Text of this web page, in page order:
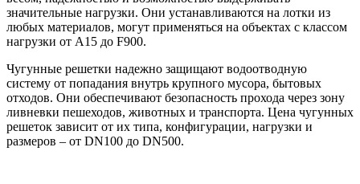
значительные нагрузки. Они устанавливаются на лотки из
любых материалов, могут применяться на объектах с классом
нагрузки от А15 до F900.
Чугунные решетки надежно защищают водоотводную
систему от попадания внутрь крупного мусора, бытовых
отходов. Они обеспечивают безопасность прохода через зону
ливневки пешеходов, животных и транспорта. Цена чугунных
решеток зависит от их типа, конфигурации, нагрузки и
размеров – от DN100 до DN500.